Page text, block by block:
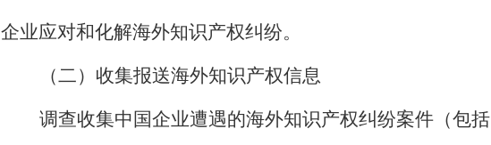
企业应对和化解海外知识产权纠纷。
（二） 收集报送海外知识产权信息
调查收集中国企业遭遇的海外知识产权纠纷案件（包括